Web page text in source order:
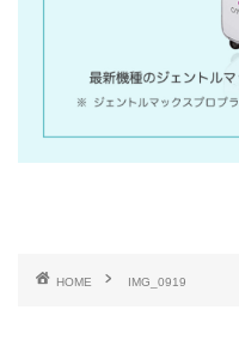
HOME IMG_0919